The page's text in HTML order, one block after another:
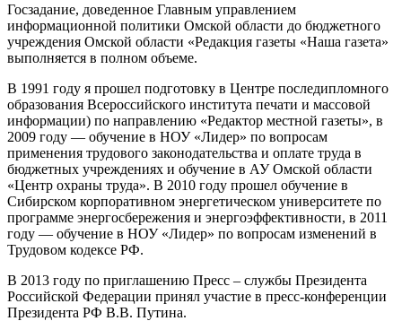
Госзадание, доведенное Главным управлением
информационной политики Омской области до бюджетного
учреждения Омской области «Редакция газеты «Наша газета»
выполняется в полном объеме.
В 1991 году я прошел подготовку в Центре последипломного
образования Всероссийского института печати и массовой
информации) по направлению «Редактор местной газеты», в
2009 году — обучение в НОУ «Лидер» по вопросам
применения трудового законодательства и оплате труда в
бюджетных учреждениях и обучение в АУ Омской области
«Центр охраны труда». В 2010 году прошел обучение в
Сибирском корпоративном энергетическом университете по
программе энергосбережения и энергоэффективности, в 2011
году — обучение в НОУ «Лидер» по вопросам изменений в
Трудовом кодексе РФ.
В 2013 году по приглашению Пресс – службы Президента
Российской Федерации принял участие в пресс-конференции
Президента РФ В.В. Путина.